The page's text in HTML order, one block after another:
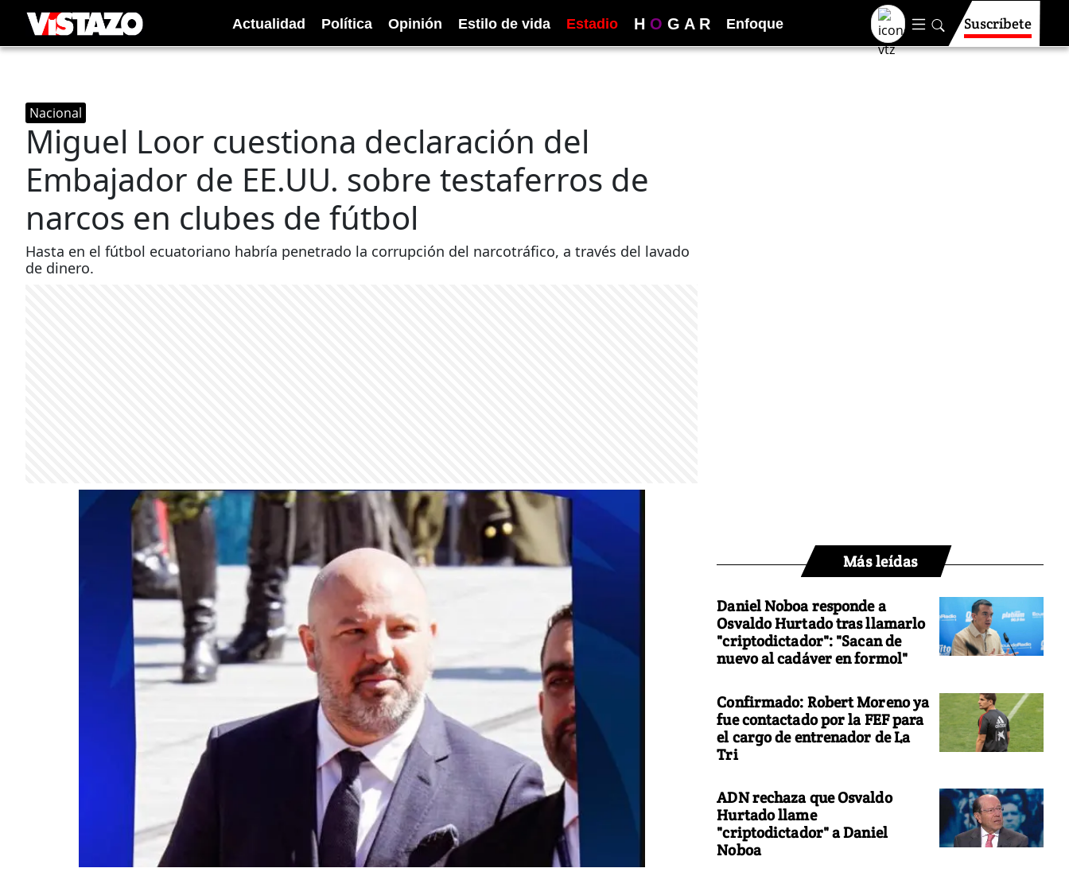
Actualidad Política Opinión Estilo de vida Estadio H O G A R Enfoque Suscríbete
Nacional
Miguel Loor cuestiona declaración del
Embajador de EE.UU. sobre testaferros de
narcos en clubes de fútbol
Hasta en el fútbol ecuatoriano habría penetrado la corrupción del narcotráfico, a través del lavado
de dinero.
Más leídas
Daniel Noboa responde a
Osvaldo Hurtado tras llamarlo
"criptodictador": "Sacan de
nuevo al cadáver en formol"
Confirmado: Robert Moreno ya
fue contactado por la FEF para
el cargo de entrenador de La
Tri
ADN rechaza que Osvaldo
Hurtado llame
"criptodictador" a Daniel
Noboa